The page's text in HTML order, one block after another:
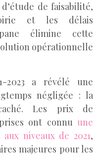
de faisabilité,
et les délais
élimine cette
opérationnelle
2023 a révélé une
négligée : la
Les prix de
ont connu une
niveaux de 2021,
majeures pour les